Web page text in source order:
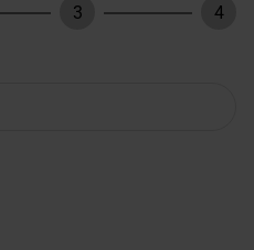
Schritt
3 4